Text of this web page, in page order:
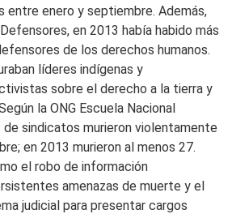
entre enero y septiembre. Además,
en 2013 había habido más
de los derechos humanos.
líderes indígenas y
sobre el derecho a la tierra y
la ONG Escuela Nacional
de sindicatos murieron violentamente
en 2013 murieron al menos 27.
el robo de información
amenazas de muerte y el
judicial para presentar cargos